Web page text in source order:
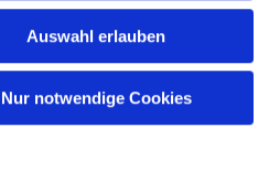
Auswahl erlauben
Nur notwendige Cookies